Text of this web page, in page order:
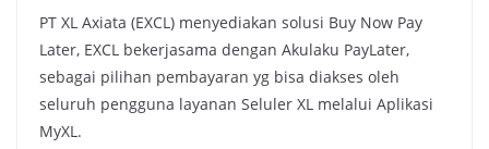
PT XL Axiata (EXCL) menyediakan solusi Buy Now Pay
Later, EXCL bekerjasama dengan Akulaku PayLater,
sebagai pilihan pembayaran yg bisa diakses oleh
seluruh pengguna layanan Seluler XL melalui Aplikasi
MyXL.